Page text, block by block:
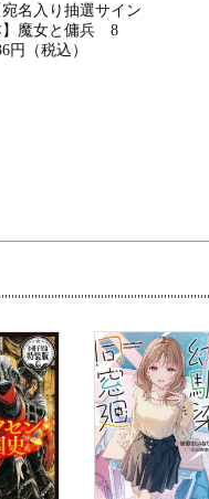
宛名入り抽選サイン
】魔女と傭兵 8
円（税込）